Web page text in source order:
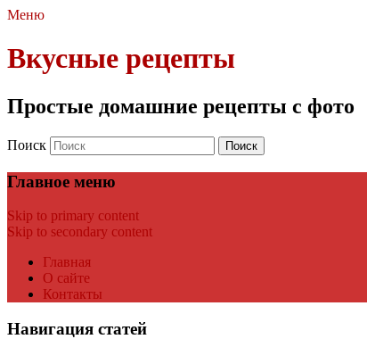
Меню
Вкусные рецепты
Простые домашние рецепты с фото
Поиск
Главное меню
Skip to primary content
Skip to secondary content
Главная
О сайте
Контакты
Навигация статей